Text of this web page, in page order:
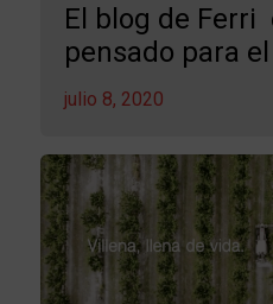
El blog de Ferri
pensado para
julio 8, 2020